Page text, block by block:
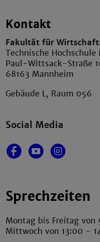
Kontakt
Fakultät für
Technische Hochschule
Paul-Wittsack-Straße
68163 Mannheim
Gebäude L, Raum 056
Social Media
Sprechzeiten
Montag bis Freitag von
Mittwoch von 13:00 -